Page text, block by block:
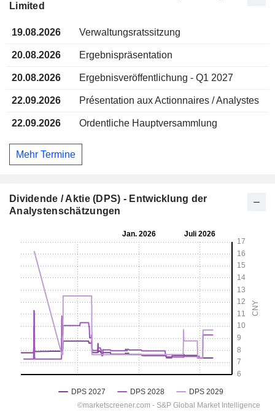
Limited
19.08.2026 Verwaltungsratssitzung
20.08.2026 Ergebnispräsentation
20.08.2026 Ergebnisveröffentlichung - Q1 2027
22.09.2026 Présentation aux Actionnaires / Analystes
22.09.2026 Ordentliche Hauptversammlung
Mehr Termine
Dividende / Aktie (DPS) - Entwicklung der
Analystenschätzungen